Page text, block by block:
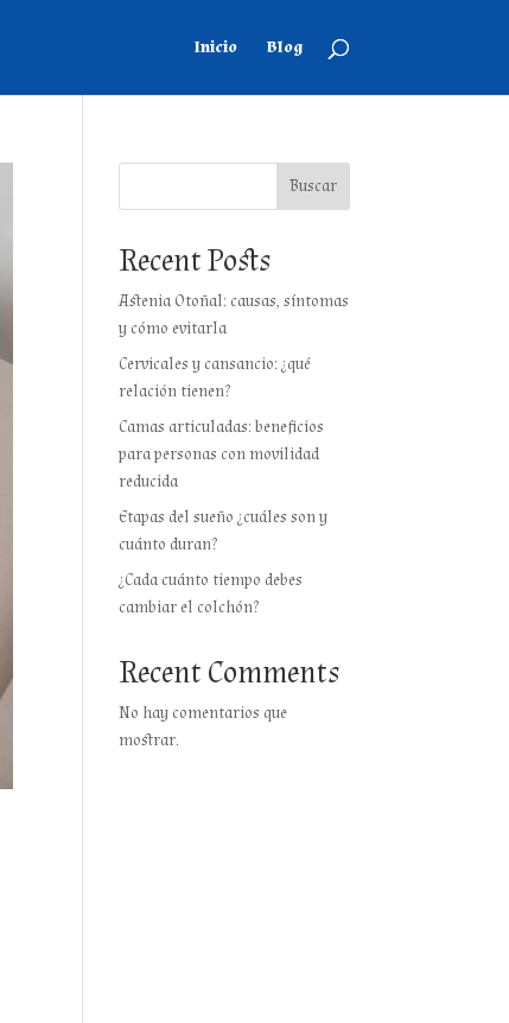
Inicio Blog
Buscar
Recent Posts
Astenia Otoñal: causas, síntomas
y cómo evitarla
Cervicales y cansancio: ¿qué
relación tienen?
Camas articuladas: beneficios
para personas con movilidad
reducida
Etapas del sueño ¿cuáles son y
cuánto duran?
¿Cada cuánto tiempo debes
cambiar el colchón?
Recent Comments
No hay comentarios que
mostrar.